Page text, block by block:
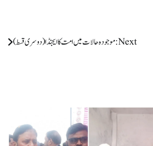
Next: موجودہ حالات میں امت کا ایجنڈا (دوسری قسط)